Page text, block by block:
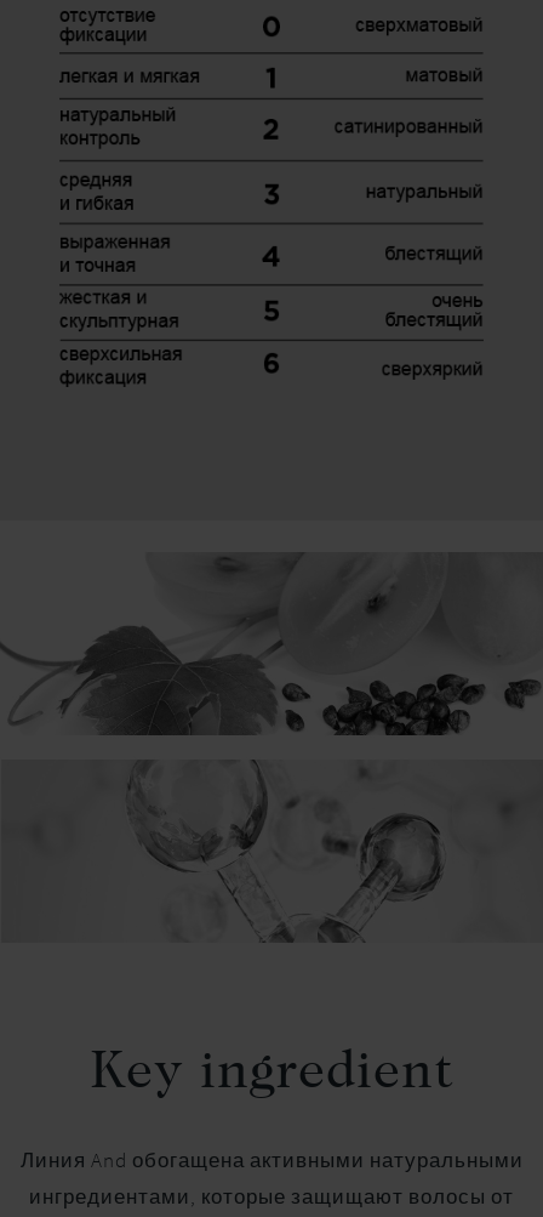
Key ingredient
Линия And обогащена активными натуральными
ингредиентами, которые защищают волосы от